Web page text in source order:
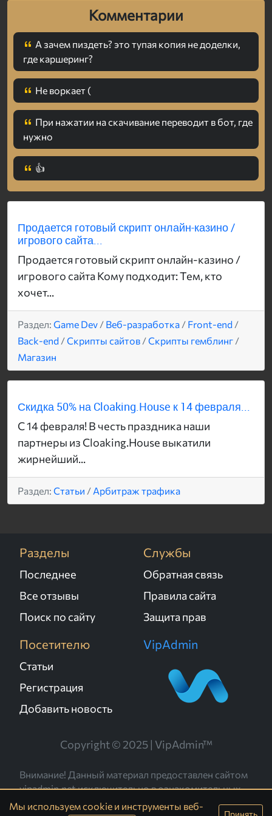
Комментарии
А зачем пиздеть? это тупая копия не доделки,
где каршеринг?
Не воркает (
При нажатии на скачивание переводит в бот, где
нужно
👍
Продается готовый скрипт онлайн-казино /
игрового сайта...
Продается готовый скрипт онлайн-казино /
игрового сайта Кому подходит: Тем, кто
хочет...
Раздел: Game Dev / Веб-разработка / Front-end /
Back-end /Скрипты сайтов /Скрипты гемблинг /
Магазин
Скидка 50% на Cloaking.House к 14 февраля...
С 14 февраля! В честь праздника наши
партнеры из Cloaking.House выкатили
жирнейший...
Раздел: Статьи / Арбитраж трафика
Разделы
Последнее
Все отзывы
Поиск по сайту
Службы
Обратная связь
Правила сайта
Защита прав
Посетителю
Статьи
Регистрация
Добавить новость
VipAdmin
Copyright © 2025 | VipAdmin™
Внимание! Данный материал предоставлен сайтом
vipadmin.net исключительно в ознакомительных
целях. Администрация не несёт ответственности за
Мы используем cookie и инструменты веб-